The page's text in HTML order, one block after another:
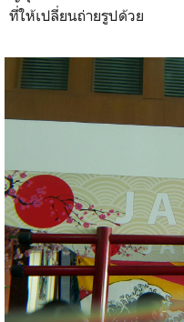
ที่ให้เปลี่ยนถ่ายรูปด้วย